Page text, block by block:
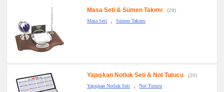
Masa Seti & Sümen Takımı
(29)
Masa Seti
, Sümen Takımı
Yapışkan Notluk Seti & Not Tutucu
(20)
Yapışkan Notluk Seti
, Not Tutucu